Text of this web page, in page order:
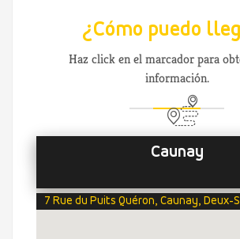
¿Cómo puedo
Haz click en el marcador para
información.
Caunay
7 Rue du Puits Quéron, Caunay, Deux-